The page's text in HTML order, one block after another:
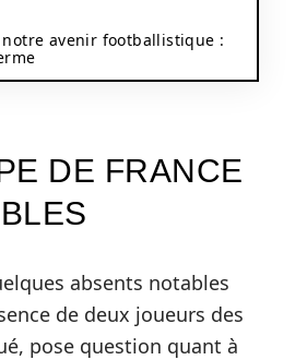
avenir footballistique :
DE FRANCE
absents notables
de deux joueurs des
pose question quant à